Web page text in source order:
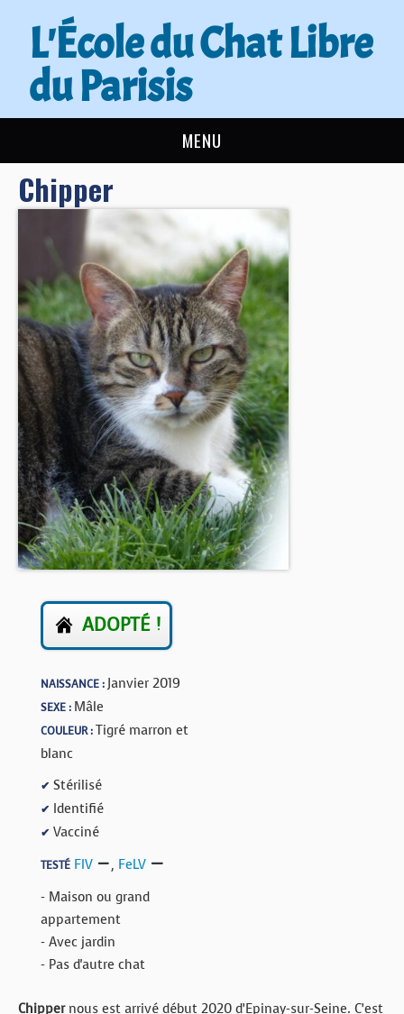
L'École du Chat Libre
du Parisis
MENU
L’ÉCOLE DU CHAT
ACTUALITÉS
ADOPTER
NOUS AIDER
CONTACT
BOUTIQUE
FORUM
Chipper
ADOPTÉ !
NAISSANCE : Janvier 2019
SEXE : Mâle
COULEUR :Tigré marron et
blanc
✔ Stérilisé
✔ Identifié
✔ Vacciné
TESTÉ FIV , FeLV
- Maison ou grand
appartement
- Avec jardin
- Pas d'autre chat
Chippernous est arrivé début 2020 d’Epinay-sur-Seine. C’est